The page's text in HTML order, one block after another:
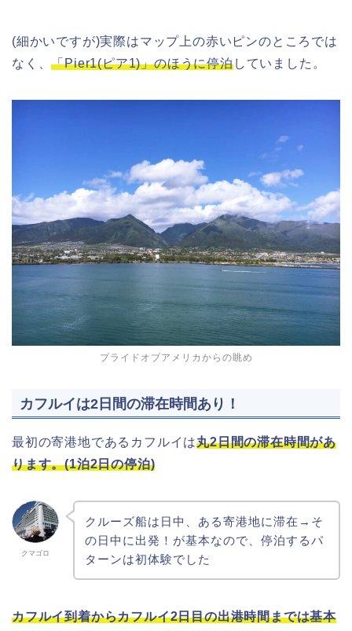
(細かいですが)実際はマップ上の赤いピンのところでは
なく、「Pier1(ピア1)」のほうに停泊していました。
プライドオブアメリカからの眺め
カフルイは2日間の滞在時間あり！
最初の寄港地であるカフルイは丸2日間の滞在時間があ
ります。(1泊2日の停泊)
クマゴロ
クルーズ船は日中、ある寄港地に滞在→そ
の日中に出発！が基本なので、停泊するパ
ターンは初体験でした
カフルイ到着からカフルイ2日目の出港時間までは基本